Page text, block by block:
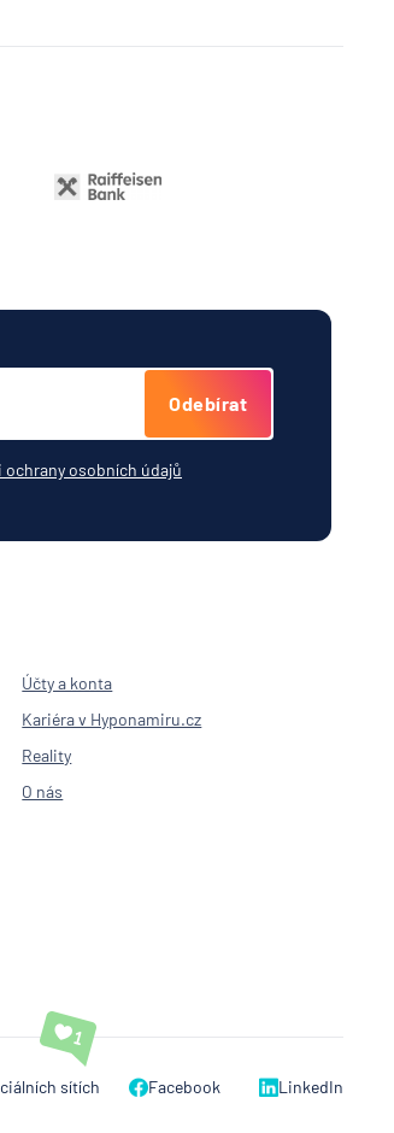
Odebírat
osobních údajů
Účty a konta
Kariéra v Hyponamiru.cz
Reality
O nás
sítích Facebook LinkedIn